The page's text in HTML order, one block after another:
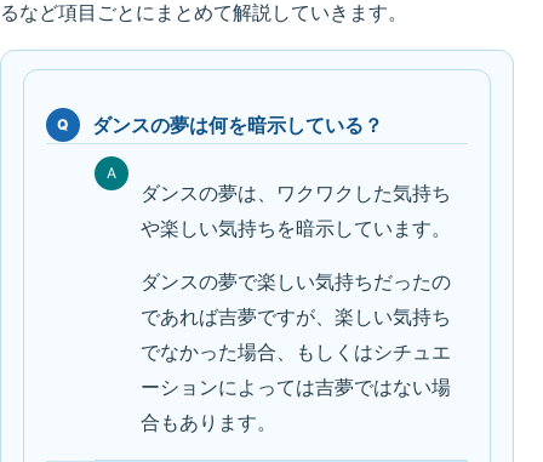
るなど項目ごとにまとめて解説していきます。
Q ダンスの夢は何を暗示している？
A
ダンスの夢は、ワクワクした気持ち
や楽しい気持ちを暗示しています。
ダンスの夢で楽しい気持ちだったの
であれば吉夢ですが、楽しい気持ち
でなかった場合、もしくはシチュエ
ーションによっては吉夢ではない場
合もあります。